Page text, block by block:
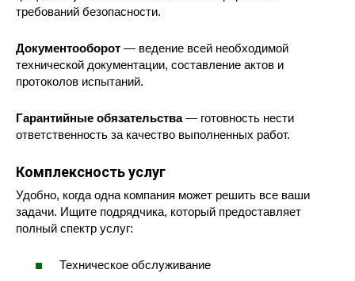
требований безопасности.
Документооборот — ведение всей необходимой
технической документации, составление актов и
протоколов испытаний.
Гарантийные обязательства— готовность нести
ответственность за качество выполненных работ.
Комплексность услуг
Удобно, когда одна компания может решить все ваши
задачи. Ищите подрядчика, который предоставляет
полный спектр услуг:
Техническое обслуживание